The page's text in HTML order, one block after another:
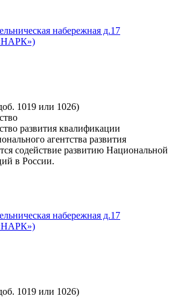
набережная д.17
1019 или 1026)
развития квалификации
агентства развития
содействие развитию Национальной
в России.
набережная д.17
1019 или 1026)